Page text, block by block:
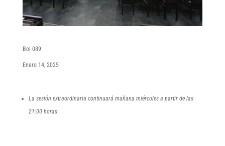
Bol 089
Enero 14, 2025
La sesión extraordinaria continuará mañana miércoles a partir de las
21:00 horas